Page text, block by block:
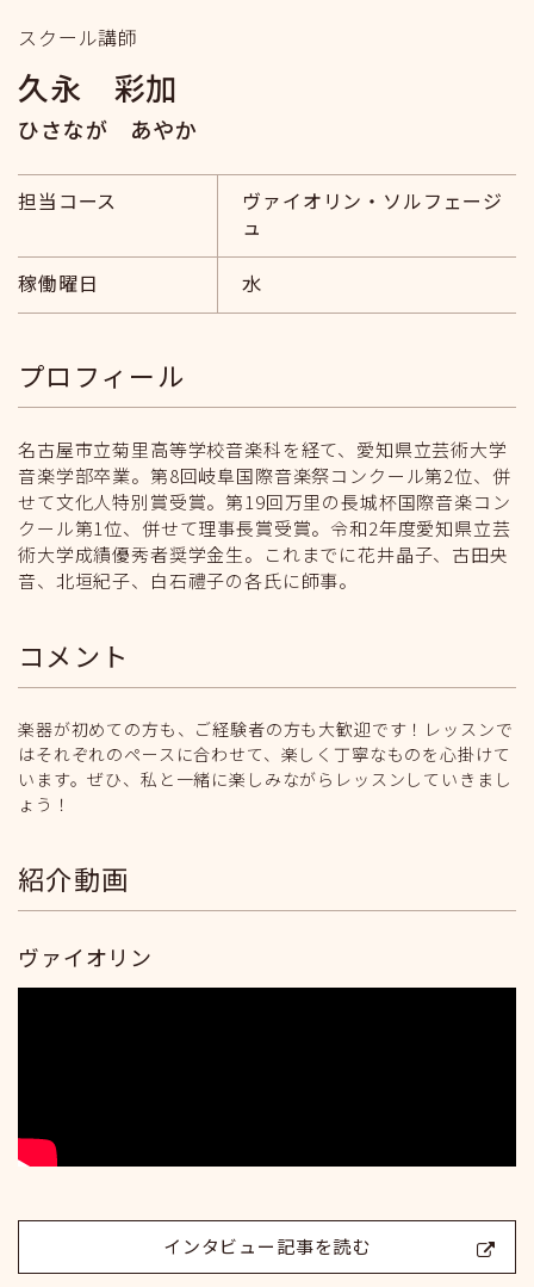
スクール講師
久永 彩加
ひさなが あやか
担当コース
ヴァイオリン・ソルフェージ
ュ
稼働曜日
水
プロフィール
名古屋市立菊里高等学校音楽科を経て、愛知県立芸術大学
音楽学部卒業。第8回岐阜国際音楽祭コンクール第2位、併
せて文化人特別賞受賞。第19回万里の長城杯国際音楽コン
クール第1位、併せて理事長賞受賞。令和2年度愛知県立芸
術大学成績優秀者奨学金生。これまでに花井晶子、古田央
音、北垣紀子、白石禮子の各氏に師事。
コメント
楽器が初めての方も、ご経験者の方も大歓迎です！レッスンで
はそれぞれのペースに合わせて、楽しく丁寧なものを心掛けて
います。ぜひ、私と一緒に楽しみながらレッスンしていきまし
ょう！
紹介動画
ヴァイオリン
インタビュー記事を読む